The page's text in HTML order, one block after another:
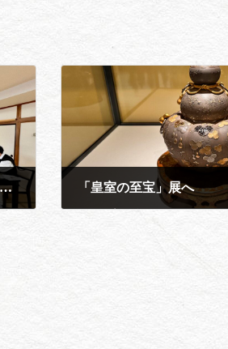
滝川市 興禅寺さまにて「源氏物語のお香作り」香座でした。 「皇室の至宝」展へ